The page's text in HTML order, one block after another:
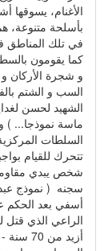
الأغنام، يسوقها
بأسلحة متنوعة،
في تلك المناطق
كما يقومون
و شجرة الأركان و
السب و الشتم
الشهيد لحسن
ماسة نموذجا... )
السلطات المركزية
تتحرك للقيام
شخص يبدي مقاومة
سجنه ( نموذج عبد
أسفي بعد الحكم
الراعي الذي قتل
أزيد من 70 سنة - بعد أن أمضى سبعة أشهر فقط ).